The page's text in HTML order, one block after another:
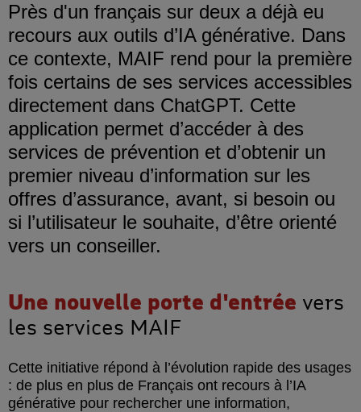
Près d'un français sur deux a déjà eu
recours aux outils d’IA générative. Dans
ce contexte, MAIF rend pour la première
fois certains de ses services accessibles
directement dans ChatGPT. Cette
application permet d’accéder à des
services de prévention et d’obtenir un
premier niveau d’information sur les
offres d’assurance, avant, si besoin ou
si l’utilisateur le souhaite, d’être orienté
vers un conseiller.
Une nouvelle porte d'entrée vers
les services MAIF
Cette initiative répond à l’évolution rapide des usages
: de plus en plus de Français ont recours à l’IA
générative pour rechercher une information,